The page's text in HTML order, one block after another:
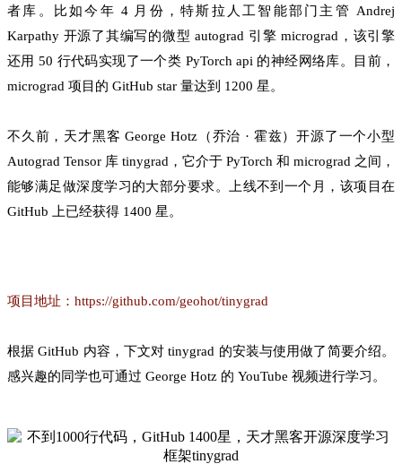
者库。比如今年 4 月份，特斯拉人工智能部门主管 Andrej
Karpathy 开源了其编写的微型 autograd 引擎 micrograd，该引擎
还用 50 行代码实现了一个类 PyTorch api 的神经网络库。目前，
micrograd 项目的 GitHub star 量达到 1200 星。
不久前，天才黑客 George Hotz（乔治 · 霍兹）开源了一个小型
Autograd Tensor 库 tinygrad，它介于 PyTorch 和 micrograd 之间，
能够满足做深度学习的大部分要求。上线不到一个月，该项目在
GitHub 上已经获得 1400 星。
项目地址：https://github.com/geohot/tinygrad
根据 GitHub 内容，下文对 tinygrad 的安装与使用做了简要介绍。
感兴趣的同学也可通过 George Hotz 的 YouTube 视频进行学习。